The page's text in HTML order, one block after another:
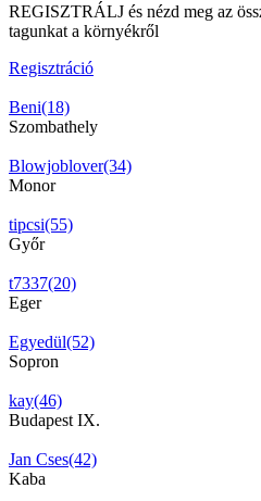
REGISZTRÁLJ és nézd meg az
tagunkat a környékről
Regisztráció
Beni(18)
Szombathely
Blowjoblover(34)
Monor
tipcsi(55)
Győr
t7337(20)
Eger
Egyedül(52)
Sopron
kay(46)
Budapest IX.
Jan Cses(42)
Kaba